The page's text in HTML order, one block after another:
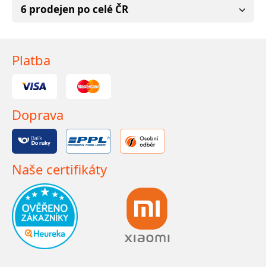
6 prodejen po celé ČR
Platba
Doprava
Naše certifikáty